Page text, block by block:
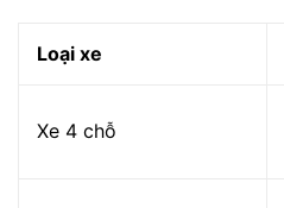
Loại xe
Xe 4 chỗ